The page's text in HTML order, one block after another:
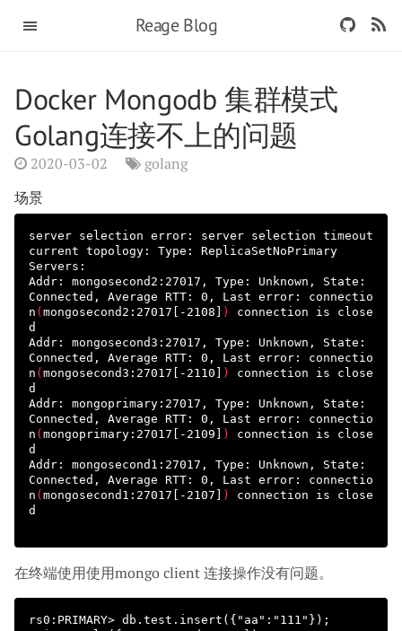
Reage Blog
Docker Mongodb 集群模式
Golang连接不上的问题
2020-03-02 golang
场景
server selection error: server selection
current topology: Type: ReplicaSetNoPrimary
Servers:
Addr: mongosecond2:27017, Type: Unknown, State:
Connected, Average RTT: 0, Last error: connectio
n ( mongosecond2:27017[-2108] )
connection is close
d
Addr: mongosecond3:27017, Type: Unknown, State:
Connected, Average RTT: 0, Last error: connectio
n ( mongosecond3:27017[-2110] )
connection is close
d
Addr: mongoprimary:27017, Type: Unknown, State:
Connected, Average RTT: 0, Last error: connectio
n ( mongoprimary:27017[-2109] )
connection is close
d
Addr: mongosecond1:27017, Type: Unknown, State:
Connected, Average RTT: 0, Last error: connectio
n ( mongosecond1:27017[-2107] )
connection is close
d
在终端使用使用mongo client 连接操作没有问题。
rs0:PRIMARY> db.test.insert({"aa":"111"});